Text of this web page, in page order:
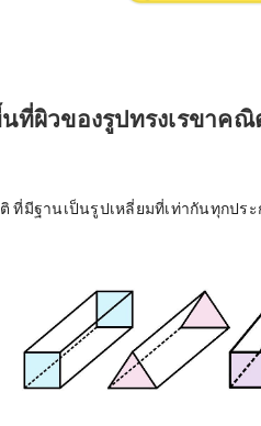
ที่ผิวของรูปทรงเรขาคณิ
ที่มีฐานเป็นรูปเหลี่ยมที่เท่ากันทุกป